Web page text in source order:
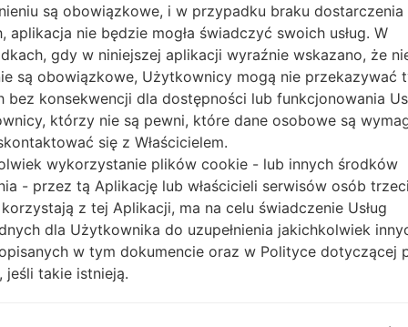
Inni modele z tej serii
są obowiązkowe, i w przypadku braku
aplikacja nie będzie mogła świadczyć swoich usług. W
gdy w niniejszej aplikacji wyraźnie wskazano, że
są obowiązkowe, Użytkownicy mogą nie przekazywać
bez konsekwencji dla dostępności lub funkcjonowania
którzy nie są pewni, które dane osobowe są
się z Właścicielem.
wykorzystanie plików cookie - lub innych środków
- przez tą Aplikację lub właścicieli serwisów osób
z tej Aplikacji, ma na celu świadczenie Usług
dla Użytkownika do uzupełnienia jakichkolwiek
w tym dokumencie oraz w Polityce dotyczącej
jeśli takie istnieją.